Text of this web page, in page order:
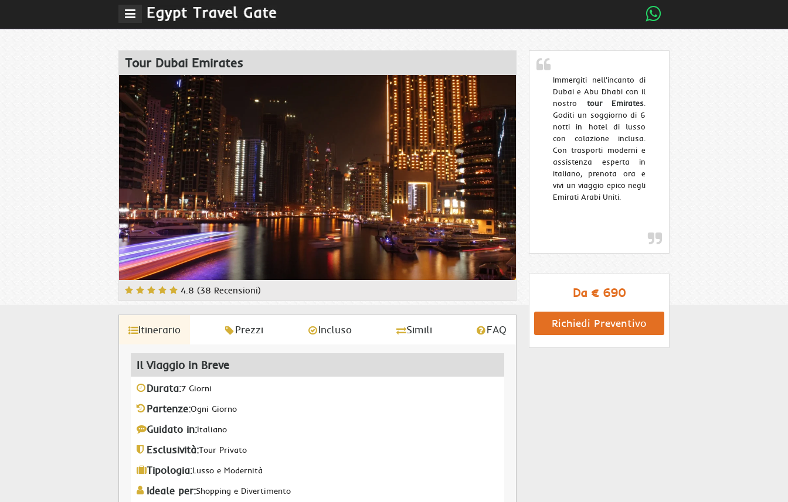
Menu
Tour Dubai Emirates
4.8 (38 Recensioni)
Immergiti nell'incanto di
Dubai e Abu Dhabi con il
nostro tour Emirates.
Goditi un soggiorno di 6
notti in hotel di lusso
con colazione inclusa.
Con trasporti moderni e
assistenza esperta in
italiano, prenota ora e
vivi un viaggio epico negli
Emirati Arabi Uniti.
Itinerario Prezzi Incluso Simili FAQ
Il Viaggio in Breve
Durata:7 Giorni
Partenze:Ogni Giorno
Guidato in:Italiano
Esclusività:Tour Privato
Tipologia:Lusso e Modernità
Ideale per:Shopping e Divertimento
Da € 690
Richiedi Preventivo